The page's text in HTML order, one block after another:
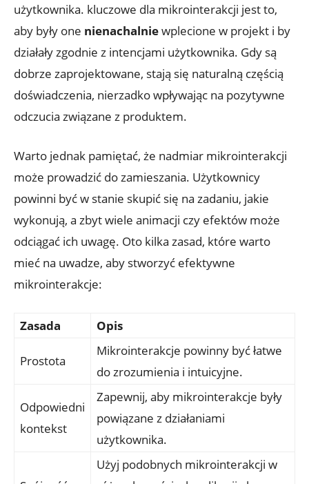
użytkownika. kluczowe dla mikrointerakcji jest to,
aby były one nienachalniewplecione w projekt i by
działały zgodnie z intencjami użytkownika. Gdy są
dobrze zaprojektowane, stają się naturalną częścią
doświadczenia, nierzadko wpływając na pozytywne
odczucia związane z produktem.
Warto jednak pamiętać, że nadmiar mikrointerakcji
może prowadzić do zamieszania. Użytkownicy
powinni być w stanie skupić się na zadaniu, jakie
wykonują, a zbyt wiele animacji czy efektów może
odciągać ich uwagę. Oto kilka zasad, które warto
mieć na uwadze, aby stworzyć efektywne
mikrointerakcje:
Zasada Opis
Prostota
Mikrointerakcje powinny być łatwe
do zrozumienia i intuicyjne.
Odpowiedni
kontekst
Zapewnij, aby mikrointerakcje były
powiązane z działaniami
użytkownika.
Użyj podobnych mikrointerakcji w